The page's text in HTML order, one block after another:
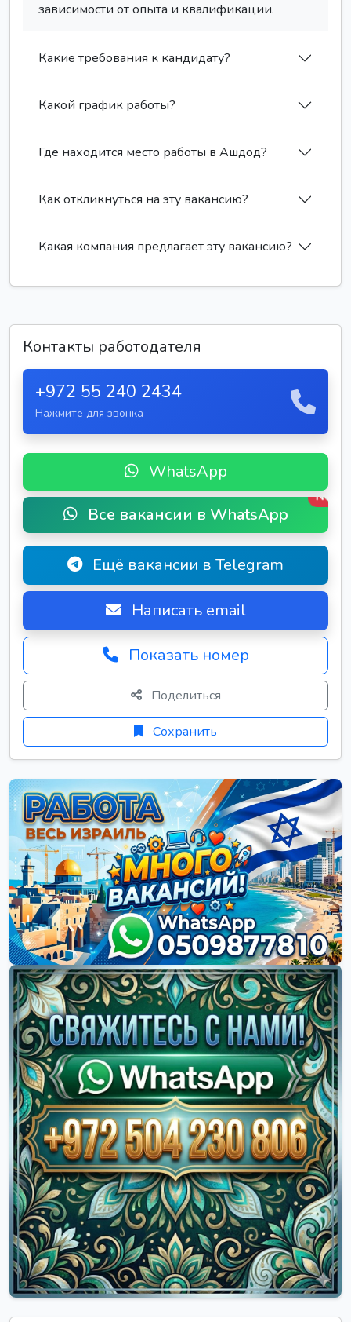
зависимости от опыта и квалификации.
Какие требования к кандидату?
Какой график работы?
Где находится место работы в Ашдод?
Как откликнуться на эту вакансию?
Какая компания предлагает эту вакансию?
Контакты работодателя
+972 55 240 2434
Нажмите для звонка
WhatsApp
Все вакансии в WhatsApp
New
Ещё вакансии в Telegram
Написать email
Показать номер
Поделиться
Сохранить